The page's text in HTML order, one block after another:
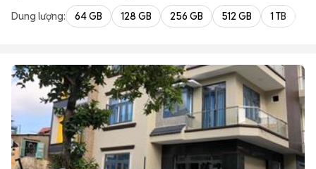
Dung lượng: 64 GB 128 GB 256 GB 512 GB 1 TB